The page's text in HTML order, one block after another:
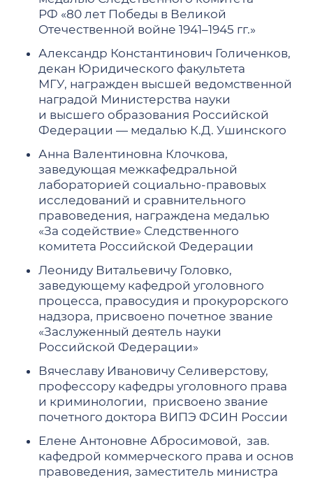
РФ «80 лет Победы в Великой
Отечественной войне 1941–1945 гг.»
Александр Константинович Голиченков,
декан Юридического факультета
МГУ, награжден высшей ведомственной
наградой Министерства науки
и высшего образования Российской
Федерации — медалью К.Д. Ушинского
Анна Валентиновна Клочкова,
заведующая межкафедральной
лабораторией социально-правовых
исследований и сравнительного
правоведения, награждена медалью
«За содействие» Следственного
комитета Российской Федерации
Леониду Витальевичу Головко,
заведующему кафедрой уголовного
процесса, правосудия и прокурорского
надзора, присвоено почетное звание
«Заслуженный деятель науки
Российской Федерации»
Вячеславу Ивановичу Селиверстову,
профессору кафедры уголовного права
и криминологии, присвоено звание
почетного доктора ВИПЭ ФСИН России
Елене Антоновне Абросимовой, зав.
кафедрой коммерческого права и основ
правоведения, заместитель министра